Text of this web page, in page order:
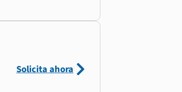
Solicita ahora